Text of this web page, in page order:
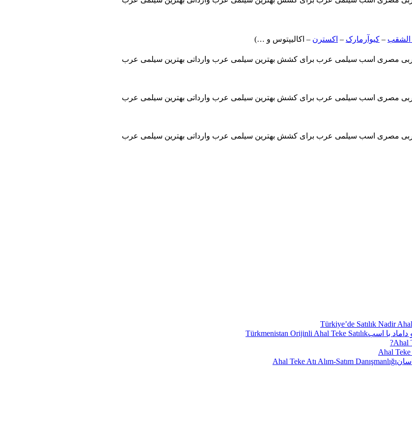
الشقب – کیوآرمارک – اکسترن – اکالیپتوس و …)
Türkiye’de Satılık Nadir
Türkmenistan Orijinli Ahal Teke Satılık
Ahal
Ahal
Ahal Teke Atı Alım-Satım Danışmanlığı